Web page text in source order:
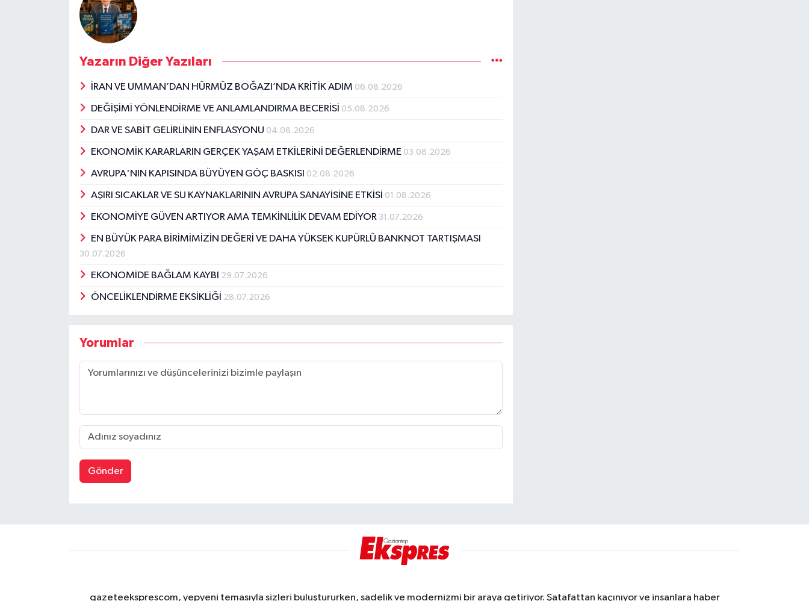
Yazarın Diğer Yazıları
İRAN VE UMMAN’DAN HÜRMÜZ BOĞAZI’NDA KRİTİK ADIM 06.08.2026
DEĞİŞİMİ YÖNLENDİRME VE ANLAMLANDIRMA BECERİSİ 05.08.2026
DAR VE SABİT GELİRLİNİN ENFLASYONU 04.08.2026
EKONOMİK KARARLARIN GERÇEK YAŞAM ETKİLERİNİ DEĞERLENDİRME 03.08.2026
AVRUPA'NIN KAPISINDA BÜYÜYEN GÖÇ BASKISI 02.08.2026
AŞIRI SICAKLAR VE SU KAYNAKLARININ AVRUPA SANAYİSİNE ETKİSİ 01.08.2026
EKONOMİYE GÜVEN ARTIYOR AMA TEMKİNLİLİK DEVAM EDİYOR 31.07.2026
EN BÜYÜK PARA BİRİMİMİZİN DEĞERİ VE DAHA YÜKSEK KUPÜRLÜ BANKNOT TARTIŞMASI
30.07.2026
EKONOMİDE BAĞLAM KAYBI 29.07.2026
ÖNCELİKLENDİRME EKSİKLİĞİ 28.07.2026
Yorumlar
Gönder
gazeteeksprescom, yepyeni temasıyla sizleri buluştururken, sadelik ve modernizmi bir araya getiriyor. Şatafattan kaçınıyor ve insanlara haber